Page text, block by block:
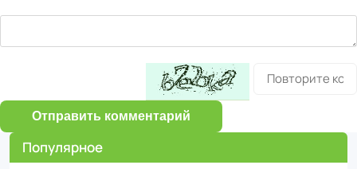
Отправить комментарий
Популярное